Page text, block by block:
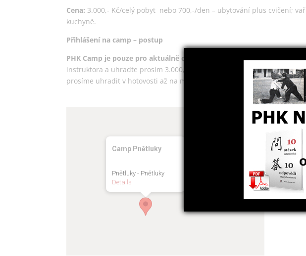
Cena: 3.000,- Kč/celý pobyt nebo 700,-/den – ubytování plus cvičení;
kuchyně.
Přihlášení na camp – postup
PHK Camp je pouze pro aktuálně cvičící žáky některého z našichPHK/
instruktora a uhraďte prosím 3.000,- v hotovosti ve vašem PHK Gymu. V
prosíme uhradit v hotovosti až na místě.
Camp Pnětluky
Pnětluky - Pnětluky
Details